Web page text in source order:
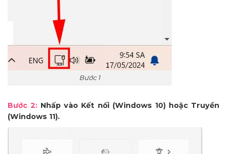
Bước 1
Bước 2: Nhấp vào Kết nối (Windows 10) hoặc Truyền
(Windows 11).